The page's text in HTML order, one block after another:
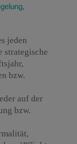
,
jeden
strategische
bzw.
auf der
bzw.